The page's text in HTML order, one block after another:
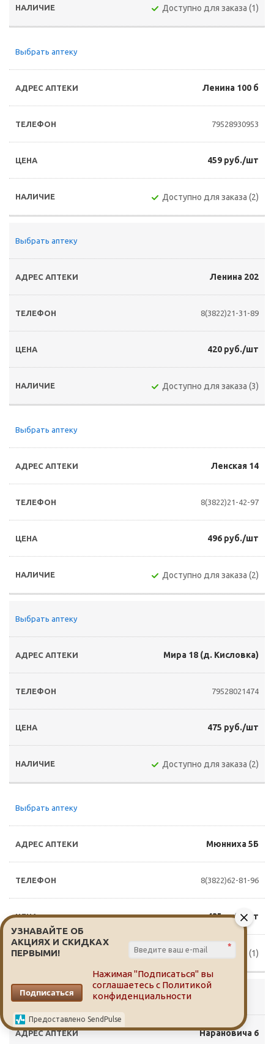
Доступно для заказа (1)
Выбрать аптеку
Ленина 100 б
79528930953
459 руб./шт
Доступно для заказа (2)
Выбрать аптеку
Ленина 202
8(3822)21-31-89
420 руб./шт
Доступно для заказа (3)
Выбрать аптеку
Ленская 14
8(3822)21-42-97
496 руб./шт
Доступно для заказа (2)
Выбрать аптеку
Мира 18 (д. Кисловка)
79528021474
475 руб./шт
Доступно для заказа (2)
Выбрать аптеку
Мюнниха 5Б
8(3822)62-81-96
435 руб./шт
Доступно для заказа (1)
Выбрать аптеку
Нарановича 6
УЗНАВАЙТЕ ОБ
АКЦИЯХ И СКИДКАХ
ПЕРВЫМИ!
*
Подписаться
Нажимая "Подписаться" вы
соглашаетесь с Политикой
конфиденциальности
Предоставлено SendPulse